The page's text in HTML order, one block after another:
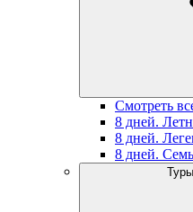
Смотреть
8 дней.
8 дней.
8 дней.